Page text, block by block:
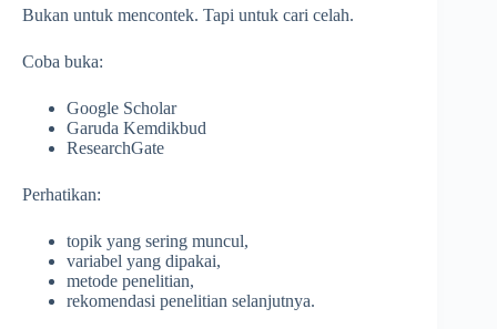
Bukan untuk mencontek. Tapi untuk cari celah.
Coba buka:
Google Scholar
Garuda Kemdikbud
ResearchGate
Perhatikan:
topik yang sering muncul,
variabel yang dipakai,
metode penelitian,
rekomendasi penelitian selanjutnya.